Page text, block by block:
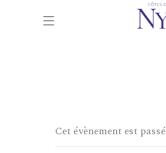
Cet évènement est passé